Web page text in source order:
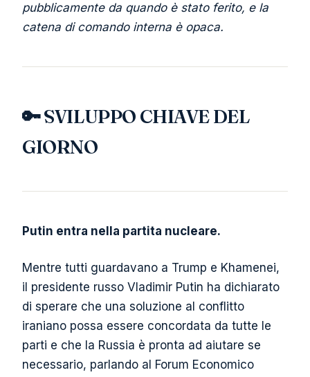
pubblicamente da quando è stato ferito, e la
catena di comando interna è opaca.
🔑 SVILUPPO CHIAVE DEL
GIORNO
Putin entra nella partita nucleare.
Mentre tutti guardavano a Trump e Khamenei,
il presidente russo Vladimir Putin ha dichiarato
di sperare che una soluzione al conflitto
iraniano possa essere concordata da tutte le
parti e che la Russia è pronta ad aiutare se
necessario, parlando al Forum Economico